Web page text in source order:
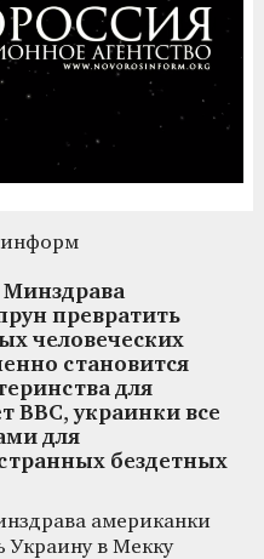
Минздрава
превратить
человеческих
становится
для
ВВС, украинки все
для
бездетных
американки
Украину в Мекку